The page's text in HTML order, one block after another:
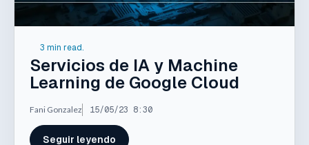
3 min read.
Servicios de IA y Machine
Learning de Google Cloud
Fani Gonzalez 15/05/23 8:30
Seguir leyendo